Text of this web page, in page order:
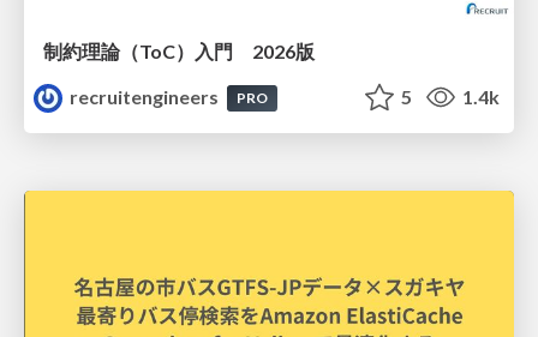
制約理論（ToC）入門 2026版
recruitengineers
PRO 5 1.4k